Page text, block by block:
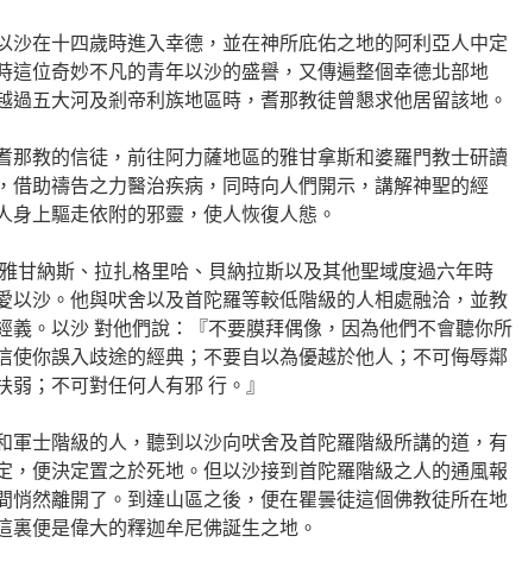
沙在十四歲時進入幸德，並在神所庇佑之地的阿利亞人中定
這位奇妙不凡的青年以沙的盛譽，又傳遍整個幸德北部地
過五大河及剎帝利族地區時，耆那教徒曾懇求他居留該地。
那教的信徒，前往阿力薩地區的雅甘拿斯和婆羅門教士研讀
借助禱告之力醫治疾病，同時向人們開示，講解神聖的經
身上驅走依附的邪靈，使人恢復人態。
甘納斯、拉扎格里哈、貝納拉斯以及其他聖域度過六年時
以沙。他與吠舍以及首陀羅等較低階級的人相處融洽，並教
義。以沙 對他們說：『不要膜拜偶像，因為他們不會聽你所
使你誤入歧途的經典；不要自以為優越於他人；不可侮辱鄰
弱；不可對任何人有邪 行。』
軍士階級的人，聽到以沙向吠舍及首陀羅階級所講的道，有
，便決定置之於死地。但以沙接到首陀羅階級之人的通風報
悄然離開了。到達山區之後，便在瞿曇徒這個佛教徒所在地
裏便是偉大的釋迦牟尼佛誕生之地。